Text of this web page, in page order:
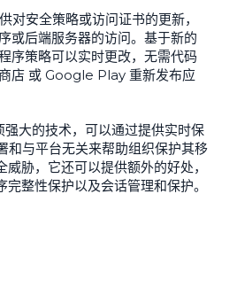
对安全策略或访问证书的更新，
或后端服务器的访问。基于新的
序策略可以实时更改，无需代码
店 或 Google Play 重新发布应
大的技术，可以通过提供实时保
和与平台无关来帮助组织保护其移
胁，它还可以提供额外的好处，
整性保护以及会话管理和保护。